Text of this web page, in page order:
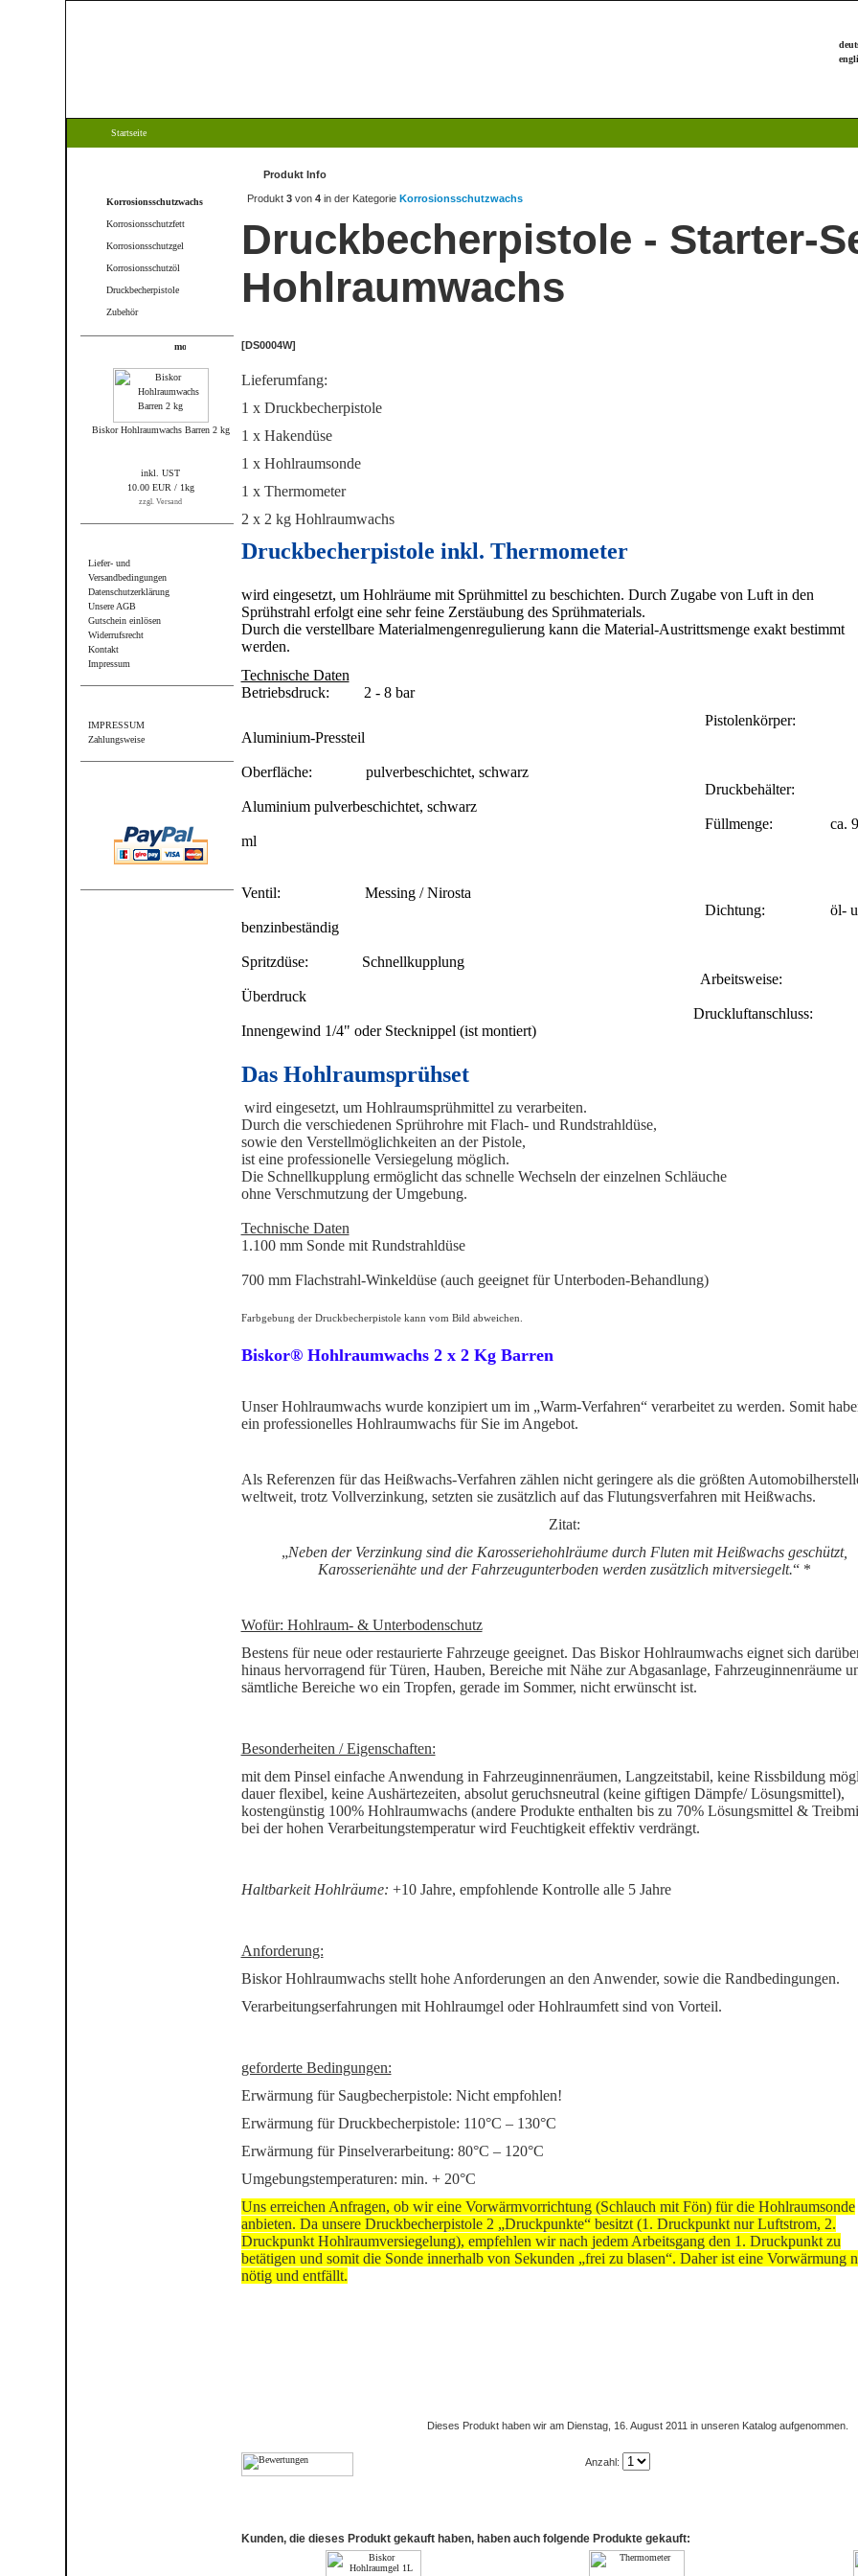
Startseite
Korrosionsschutzwachs
Korrosionsschutzfett
Korrosionsschutzgel
Korrosionsschutzöl
Druckbecherpistole
Zubehör
Biskor Hohlraumwachs Barren 2 kg
inkl. UST
10.00 EUR / 1kg
zzgl. Versand
Liefer- und
Versandbedingungen
Datenschutzerklärung
Unsere AGB
Gutschein einlösen
Widerrufsrecht
Kontakt
Impressum
IMPRESSUM
Zahlungsweise
Produkt Info
Produkt 3von 4in der Kategorie Korrosionsschutzwachs
Druckbecherpistole - Starter-
Hohlraumwachs
[DS0004W]
Lieferumfang:
1 x Druckbecherpistole
1 x Hakendüse
1 x Hohlraumsonde
1 x Thermometer
2 x 2 kg Hohlraumwachs
Druckbecherpistole inkl. Thermometer
wird eingesetzt, um Hohlräume mit Sprühmittel zu beschichten. Durch Zugabe von Luft in den
Sprühstrahl erfolgt eine sehr feine Zerstäubung des Sprühmaterials.
Durch die verstellbare Materialmengenregulierung kann die Material-Austrittsmenge exakt bestimmt
werden.
Technische Daten
Betriebsdruck: 2 - 8 bar
Pistolenkörper:
Aluminium-Pressteil
Oberfläche: pulverbeschichtet, schwarz
Druckbehälter:
Aluminium pulverbeschichtet, schwarz
Füllmenge: ca.
ml
Ventil: Messing / Nirosta
Dichtung: öl-
benzinbeständig
Spritzdüse: Schnellkupplung
Arbeitsweise:
Überdruck
Druckluftanschluss:
Innengewind 1/4" oder Stecknippel (ist montiert)
Das Hohlraumsprühset
wird eingesetzt, um Hohlraumsprühmittel zu verarbeiten.
Durch die verschiedenen Sprührohre mit Flach- und Rundstrahldüse,
sowie den Verstellmöglichkeiten an der Pistole,
ist eine professionelle Versiegelung möglich.
Die Schnellkupplung ermöglicht das schnelle Wechseln der einzelnen Schläuche
ohne Verschmutzung der Umgebung.
Technische Daten
1.100 mm Sonde mit Rundstrahldüse
700 mm Flachstrahl-Winkeldüse (auch geeignet für Unterboden-Behandlung)
Farbgebung der Druckbecherpistole kann vom Bild abweichen.
Biskor® Hohlraumwachs 2 x 2 Kg Barren
Unser Hohlraumwachs wurde konzipiert um im „Warm-Verfahren“ verarbeitet zu werden. Somit
ein professionelles Hohlraumwachs für Sie im Angebot.
Als Referenzen für das Heißwachs-Verfahren zählen nicht geringere als die größten
weltweit, trotz Vollverzinkung, setzten sie zusätzlich auf das Flutungsverfahren mit Heißwachs.
Zitat:
„Neben der Verzinkung sind die Karosseriehohlräume durch Fluten mit Heißwachs geschützt,
Karosserienähte und der Fahrzeugunterboden werden zusätzlich mitversiegelt.“ *
Wofür: Hohlraum- & Unterbodenschutz
Bestens für neue oder restaurierte Fahrzeuge geeignet. Das Biskor Hohlraumwachs eignet sich
hinaus hervorragend für Türen, Hauben, Bereiche mit Nähe zur Abgasanlage, Fahrzeuginnenräume
sämtliche Bereiche wo ein Tropfen, gerade im Sommer, nicht erwünscht ist.
Besonderheiten / Eigenschaften:
mit dem Pinsel einfache Anwendung in Fahrzeuginnenräumen, Langzeitstabil, keine Rissbildung
dauer flexibel, keine Aushärtezeiten, absolut geruchsneutral (keine giftigen Dämpfe/ Lösungsmittel),
kostengünstig 100% Hohlraumwachs (andere Produkte enthalten bis zu 70% Lösungsmittel &
bei der hohen Verarbeitungstemperatur wird Feuchtigkeit effektiv verdrängt.
Haltbarkeit Hohlräume: +10 Jahre, empfohlende Kontrolle alle 5 Jahre
Anforderung:
Biskor Hohlraumwachs stellt hohe Anforderungen an den Anwender, sowie die Randbedingungen.
Verarbeitungserfahrungen mit Hohlraumgel oder Hohlraumfett sind von Vorteil.
geforderte Bedingungen:
Erwärmung für Saugbecherpistole: Nicht empfohlen!
Erwärmung für Druckbecherpistole: 110°C – 130°C
Erwärmung für Pinselverarbeitung: 80°C – 120°C
Umgebungstemperaturen: min. + 20°C
Uns erreichen Anfragen, ob wir eine Vorwärmvorrichtung (Schlauch mit Fön) für die Hohlraumsonde
anbieten. Da unsere Druckbecherpistole 2 „Druckpunkte“ besitzt (1. Druckpunkt nur Luftstrom, 2.
Druckpunkt Hohlraumversiegelung), empfehlen wir nach jedem Arbeitsgang den 1. Druckpunkt zu
betätigen und somit die Sonde innerhalb von Sekunden „frei zu blasen“. Daher ist eine Vorwärmung
nötig und entfällt.
Dieses Produkt haben wir am Dienstag, 16. August 2011 in unseren Katalog aufgenommen.
Anzahl:
Kunden, die dieses Produkt gekauft haben, haben auch folgende Produkte gekauft: